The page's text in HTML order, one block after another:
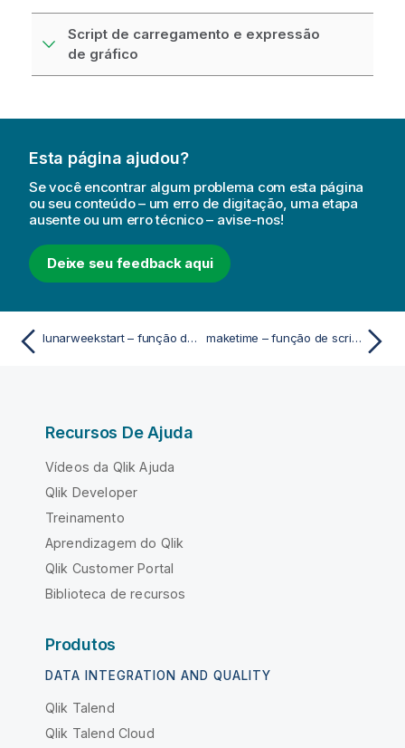
Script de carregamento e expressão
de gráfico
Esta página ajudou?
Se você encontrar algum problema com esta página
ou seu conteúdo – um erro de digitação, uma etapa
ausente ou um erro técnico – avise-nos!
Deixe seu feedback aqui
lunarweekstart – função de script e gráfico maketime – função de script e gráfico
Recursos De Ajuda
Vídeos da Qlik Ajuda
Qlik Developer
Treinamento
Aprendizagem do Qlik
Qlik Customer Portal
Biblioteca de recursos
Produtos
DATA INTEGRATION AND QUALITY
Qlik Talend
Qlik Talend Cloud